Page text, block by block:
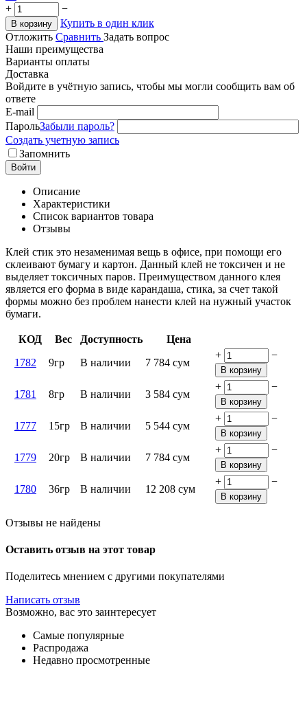
+ −
В корзину
Купить в один клик
Отложить Сравнить Задать вопрос
Наши преимущества
Варианты оплаты
Доставка
Войдите в учётную запись, чтобы мы могли сообщить вам об
ответе
E-mail
ПарольЗабыли пароль?
Создать учетную запись
Запомнить
Войти
Описание
Характеристики
Список вариантов товара
Отзывы
Клей стик это незаменимая вещь в офисе, при помощи его
склеивают бумагу и картон. Данный клей не токсичен и не
выделяет токсичных паров. Преимуществом данного клея
является его форма в виде карандаша, стика, за счет такой
формы можно без проблем нанести клей на нужный участок
бумаги.
КОД Вес Доступность
Цена
1782
9гр В наличии 7 784 сум
+ −
В корзину
1781 8гр В наличии 3 584 сум
+ −
В корзину
1777 15гр В наличии 5 544 сум
+ −
В корзину
1779 20гр В наличии 7 784 сум
+ −
В корзину
1780 36гр В наличии 12 208 сум
+ −
В корзину
Отзывы не найдены
Оставить отзыв на этот товар
Поделитесь мнением с другими покупателями
Написать отзыв
Возможно, вас это заинтересует
Самые популярные
Распродажа
Недавно просмотренные